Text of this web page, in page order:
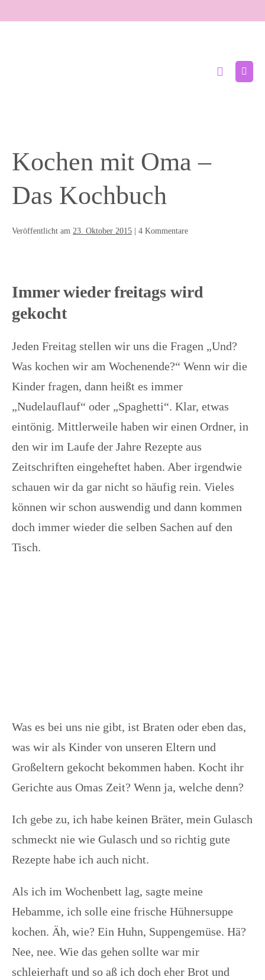
Suche-
Kochen mit Oma –
Das Kochbuch
Veröffentlicht am 23. Oktober 2015 4 Kommentare
Immer wieder freitags wird
gekocht
Jeden Freitag stellen wir uns die Fragen „Und?
Was kochen wir am Wochenende?“ Wenn wir die
Kinder fragen, dann heißt es immer
„Nudelauflauf“ oder „Spaghetti“. Klar, etwas
eintönig. Mittlerweile haben wir einen Ordner, in
den wir im Laufe der Jahre Rezepte aus
Zeitschriften eingeheftet haben. Aber irgendwie
schauen wir da gar nicht so häufig rein. Vieles
können wir schon auswendig und dann kommen
doch immer wieder die selben Sachen auf den
Tisch.
Was es bei uns nie gibt, ist Braten oder eben das,
was wir als Kinder von unseren Eltern und
Großeltern gekocht bekommen haben. Kocht ihr
Gerichte aus Omas Zeit? Wenn ja, welche denn?
Ich gebe zu, ich habe keinen Bräter, mein Gulasch
schmeckt nie wie Gulasch und so richtig gute
Rezepte habe ich auch nicht.
Als ich im Wochenbett lag, sagte meine
Hebamme, ich solle eine frische Hühnersuppe
kochen. Äh, wie? Ein Huhn, Suppengemüse. Hä?
Nee, nee. Wie das gehen sollte war mir
schleierhaft und so aß ich doch eher Brot und